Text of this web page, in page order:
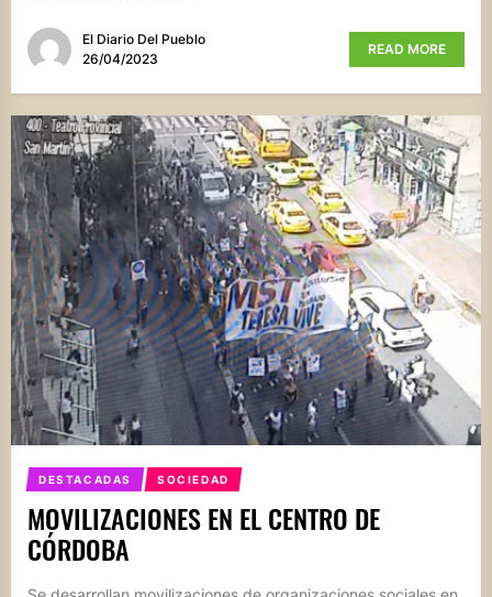
El Diario Del Pueblo
26/04/2023
READ MORE
DESTACADAS SOCIEDAD
MOVILIZACIONES EN EL CENTRO DE
CÓRDOBA